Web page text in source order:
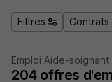
Filtres Contrats
Emploi Aide-soignant
204 offres